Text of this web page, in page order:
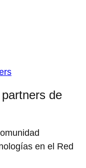
de
en el Red